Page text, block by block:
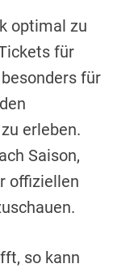
optimal zu
für
für
erleben.
Saison,
offiziellen
so kann